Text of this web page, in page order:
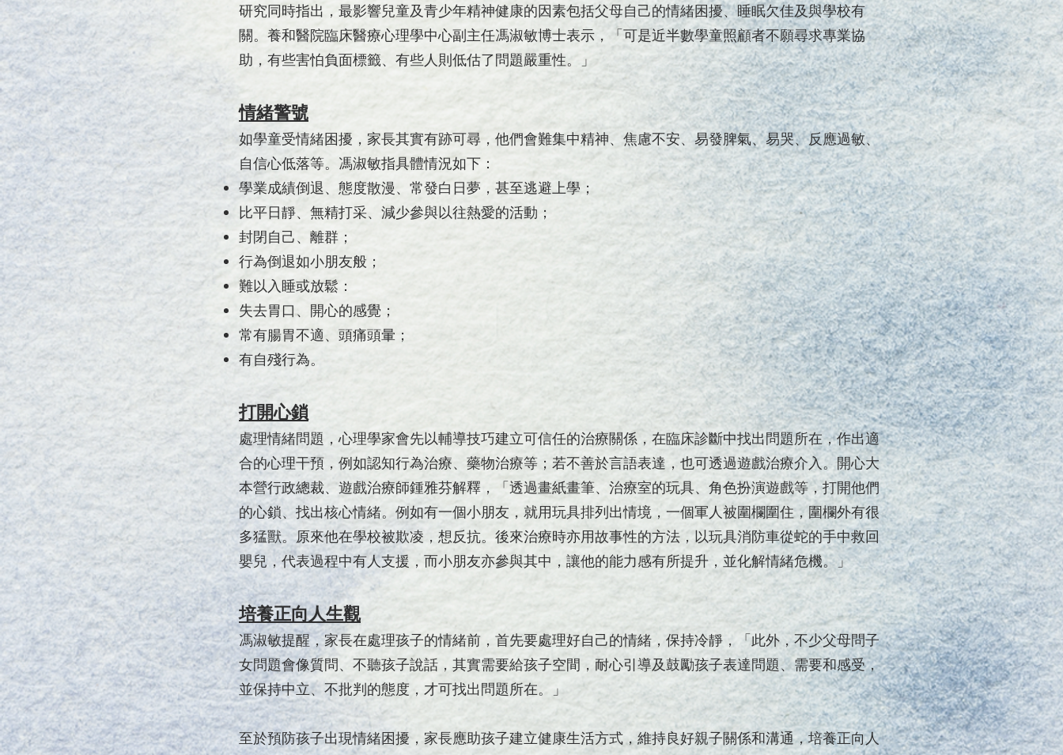
研究同時指出，最影響兒童及青少年精神健康的因素包括父母自己的情緒困擾、睡眠欠佳及與學校有
關。養和醫院臨床醫療心理學中心副主任馮淑敏博士表示，「可是近半數學童照顧者不願尋求專業協
助，有些害怕負面標籤、有些人則低估了問題嚴重性。」
情緒警號
如學童受情緒困擾，家長其實有跡可尋，他們會難集中精神、焦慮不安、易發脾氣、易哭、反應過敏、
自信心低落等。馮淑敏指具體情況如下：
學業成績倒退、態度散漫、常發白日夢，甚至逃避上學；
比平日靜、無精打采、減少參與以往熱愛的活動；
封閉自己、離群；
行為倒退如小朋友般；
難以入睡或放鬆：
失去胃口、開心的感覺；
常有腸胃不適、頭痛頭暈；
有自殘行為。
打開心鎖
處理情緒問題，心理學家會先以輔導技巧建立可信任的治療關係，在臨床診斷中找出問題所在，作出適
合的心理干預，例如認知行為治療、藥物治療等；若不善於言語表達，也可透過遊戲治療介入。開心大
本營行政總裁、遊戲治療師鍾雅芬解釋，「透過畫紙畫筆、治療室的玩具、角色扮演遊戲等，打開他們
的心鎖、找出核心情緒。例如有一個小朋友，就用玩具排列出情境，一個軍人被圍欄圍住，圍欄外有很
多猛獸。原來他在學校被欺凌，想反抗。後來治療時亦用故事性的方法，以玩具消防車從蛇的手中救回
嬰兒，代表過程中有人支援，而小朋友亦參與其中，讓他的能力感有所提升，並化解情緒危機。」
培養正向人生觀
馮淑敏提醒，家長在處理孩子的情緒前，首先要處理好自己的情緒，保持冷靜，「此外，不少父母問子
女問題會像質問、不聽孩子說話，其實需要給孩子空間，耐心引導及鼓勵孩子表達問題、需要和感受，
並保持中立、不批判的態度，才可找出問題所在。」
至於預防孩子出現情緒困擾，家長應助孩子建立健康生活方式，維持良好親子關係和溝通，培養正向人